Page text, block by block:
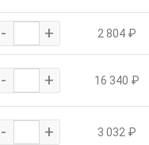
- + 2 804 ₽
- + 16 340 ₽
- + 3 032 ₽